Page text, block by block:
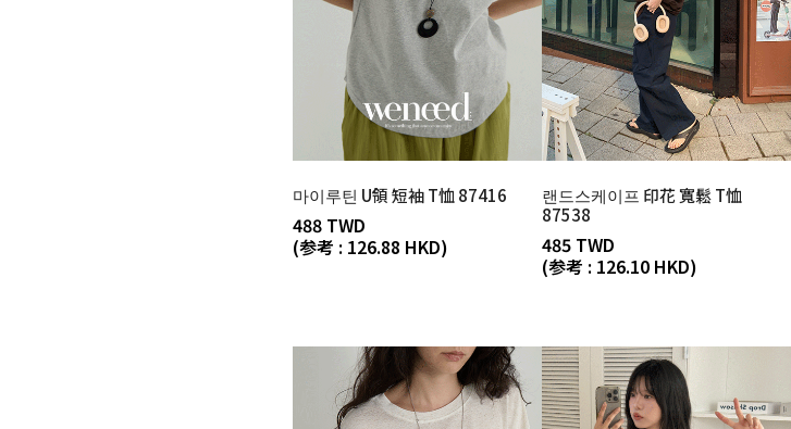
마이루틴 U領 短袖 T恤 87416
488 TWD
(参考 : 126.88 HKD)
랜드스케이프 印花 寬鬆 T恤
87538
485 TWD
(参考 : 126.10 HKD)